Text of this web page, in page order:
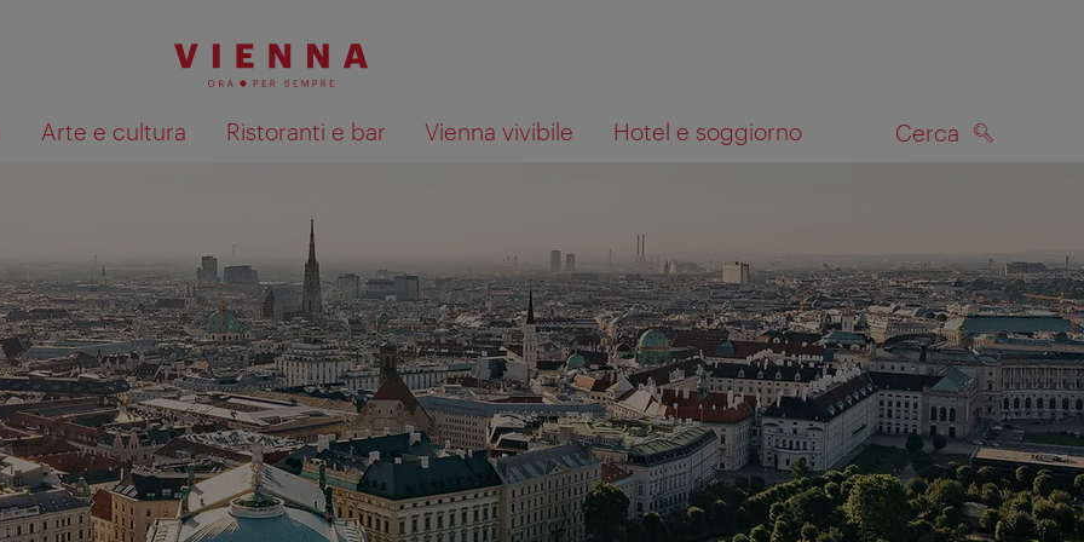
Arte e cultura Ristoranti e bar Vienna vivibile Hotel e soggiorno Cerca